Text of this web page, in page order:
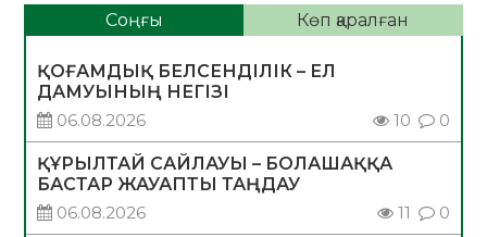
Соңғы Көп қаралған
ҚОҒАМДЫҚ БЕЛСЕНДІЛІК – ЕЛ
ДАМУЫНЫҢ НЕГІЗІ
06.08.2026
10 0
ҚҰРЫЛТАЙ САЙЛАУЫ – БОЛАШАҚҚА
БАСТАР ЖАУАПТЫ ТАҢДАУ
06.08.2026
11 0